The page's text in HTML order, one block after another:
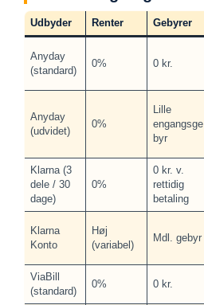
Udbyder Renter Gebyrer
Anyday
(standard)
0% 0 kr.
Anyday
(udvidet)
0%
Lille
engangsge
byr
Klarna (3
dele / 30
dage)
0%
0 kr. v.
rettidig
betaling
Klarna
Konto
Høj
(variabel)
Mdl. gebyr
ViaBill
(standard)
0% 0 kr.